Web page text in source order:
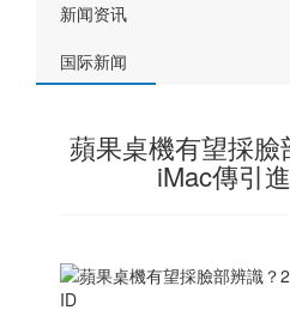
新闻资讯
国际新闻
蘋果桌機有望採
iMac傳引